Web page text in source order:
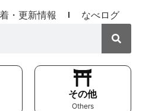
・更新情報 なべログ
その他
Others